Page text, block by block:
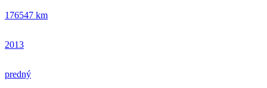
176547 km
2013
predný